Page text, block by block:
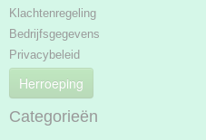
Klachtenregeling
Bedrijfsgegevens
Privacybeleid
Herroeping
Categorieën